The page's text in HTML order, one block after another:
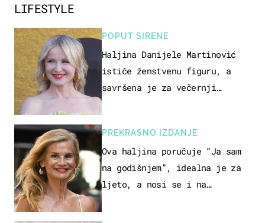
LIFESTYLE
POPUT SIRENE
Haljina Danijele Martinović
ističe ženstvenu figuru, a
savršena je za večernji
PREKRASNO IZDANJE
Ova haljina poručuje “Ja sam
na godišnjem”, idealna je za
ljeto, a nosi se i na